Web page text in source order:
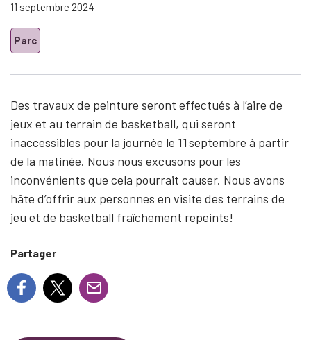
11 septembre 2024
Parc
Des travaux de peinture seront effectués à l’aire de
jeux et au terrain de basketball, qui seront
inaccessibles pour la journée le 11 septembre à partir
de la matinée. Nous nous excusons pour les
inconvénients que cela pourrait causer. Nous avons
hâte d’offrir aux personnes en visite des terrains de
jeu et de basketball fraîchement repeints!
Partager